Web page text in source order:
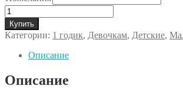
Количество
товара
Фотозона
10.10
Купить
Категории: 1 годик, Девочкам, Детские,
Описание
Описание